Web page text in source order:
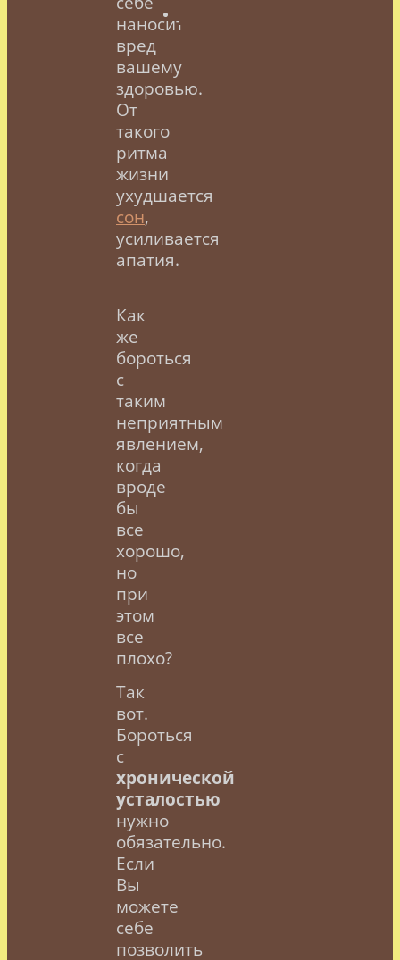
наносит
вред
вашему
здоровью.
От
такого
ритма
жизни
ухудшается
сон,
усиливается
апатия.
Как
же
бороться
с
таким
неприятным
явлением,
когда
вроде
бы
все
хорошо,
но
при
этом
все
плохо?
Так
вот.
Бороться
с
хронической
усталостью
нужно
обязательно.
Если
Вы
можете
себе
позволить